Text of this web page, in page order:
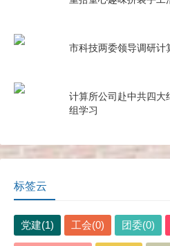
市科技两委领导调研计
计算所公司赴中共四大
组学习
标签云
党建(1) 工会(0) 团委(0)